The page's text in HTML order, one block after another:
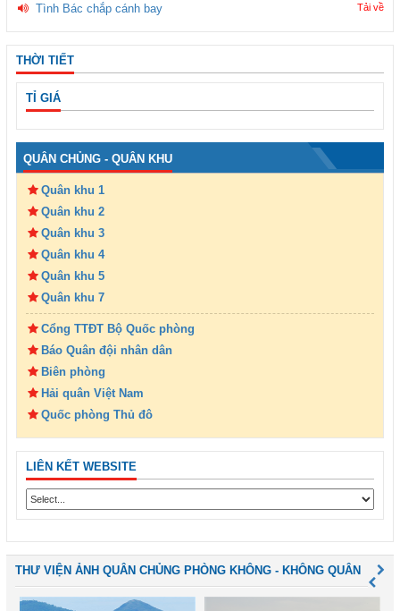
Tình Bác chắp cánh bay Tải về
THỜI TIẾT
TỈ GIÁ
QUÂN CHỦNG - QUÂN KHU
Quân khu 1
Quân khu 2
Quân khu 3
Quân khu 4
Quân khu 5
Quân khu 7
Cổng TTĐT Bộ Quốc phòng
Báo Quân đội nhân dân
Biên phòng
Hải quân Việt Nam
Quốc phòng Thủ đô
LIÊN KẾT WEBSITE
THƯ VIỆN ẢNH QUÂN CHỦNG PHÒNG KHÔNG - KHÔNG QUÂN